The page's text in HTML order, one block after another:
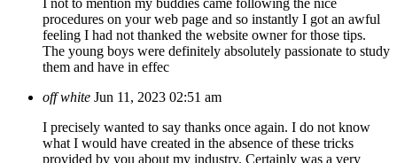
procedures on your web page and so instantly I got an awful
feeling I had not thanked the website owner for those tips.
The young boys were definitely absolutely passionate to study
them and have in effec
off white Jun 11, 2023 02:51 am
I precisely wanted to say thanks once again. I do not know
what I would have created in the absence of these tricks
provided by you about my industry. Certainly was a very